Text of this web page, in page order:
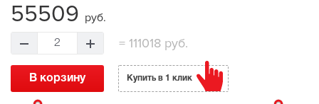
55509 руб.
2 = 111018 руб.
В корзину Купить в 1 клик